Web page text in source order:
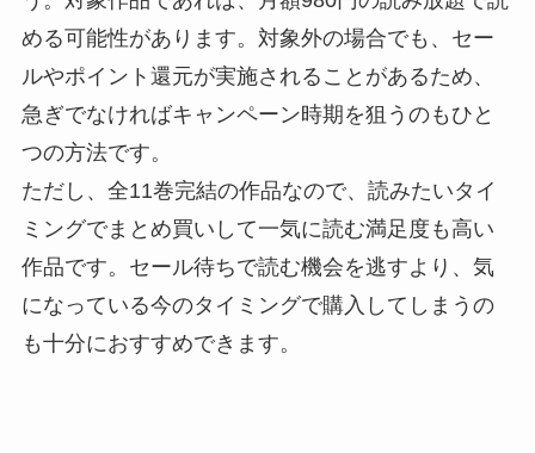
める可能性があります。対象外の場合でも、セー
ルやポイント還元が実施されることがあるため、
急ぎでなければキャンペーン時期を狙うのもひと
つの方法です。
ただし、全11巻完結の作品なので、読みたいタイ
ミングでまとめ買いして一気に読む満足度も高い
作品です。セール待ちで読む機会を逃すより、気
になっている今のタイミングで購入してしまうの
も十分におすすめできます。